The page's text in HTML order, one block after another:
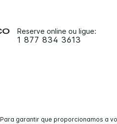
Reserve online ou ligue:
1 877 834 3613
Para garantir que proporcionamos a